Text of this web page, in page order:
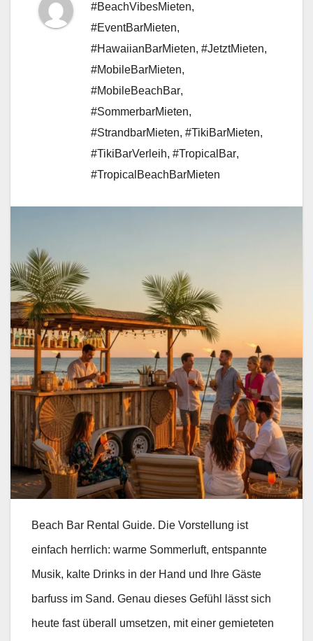
#BeachVibesMieten,
#EventBarMieten,
#HawaiianBarMieten, #JetztMieten,
#MobileBarMieten,
#MobileBeachBar,
#SommerbarMieten,
#StrandbarMieten, #TikiBarMieten,
#TikiBarVerleih, #TropicalBar,
#TropicalBeachBarMieten
Beach Bar Rental Guide. Die Vorstellung ist
einfach herrlich: warme Sommerluft, entspannte
Musik, kalte Drinks in der Hand und Ihre Gäste
barfuss im Sand. Genau dieses Gefühl lässt sich
heute fast überall umsetzen, mit einer gemieteten